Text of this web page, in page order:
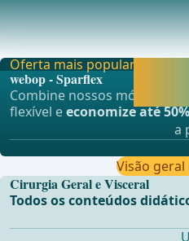
Acompanhamento dinâmico
resultados relatados pelo
Oferta mais popular
webop - Sparflex
Combine nossos módulos
flexível eeconomize até
a
Visão
Cirurgia Geral e Visceral
Todos os conteúdos